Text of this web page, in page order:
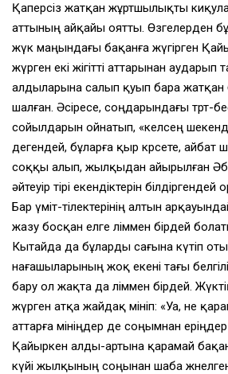
Қаперсіз жатқан жұртшылықты
аттының айқайы оятты. Өзгелерден
жүк маңындағы бақанға жүгірген
жүрген екі жігітті аттарынан аударып
алдыларына салып қуып бара жатқан
шалған. Әсіресе, соңдарындағы төрт-
сойылдарын ойнатып, «келсең
дегендей, бұларға қыр көрсете, айбат
соққы алып, жылқыдан айырылған
әйтеуір тірі екендіктерін білдіргендей
Бар үміт-тілектерінің алтын
жазу босқан елге өліммен бірдей
Кытайда да бұларды сағына күтіп
нағашыларының жоқ екені тағы
бару ол жақта да өліммен бірдей.
жүрген атқа жайдақ мініп: «Уа, не
аттарға мініңдер де соңымнан
Қайыркен алды-артына қарамай
күйі жылқының соңынан шаба